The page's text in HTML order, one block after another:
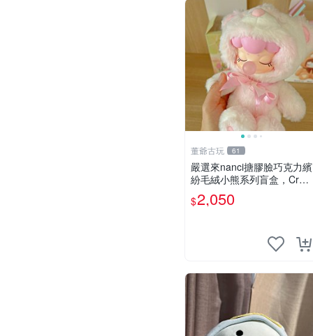
董爺古玩 61
嚴選來nanci搪膠臉巧克力繽
紛毛絨小熊系列盲盒，Crea
my櫻花巧藝盲盒 隱藏款Cre
amy櫻花巧藝 嬰熊盲盒娃娃
$2,050